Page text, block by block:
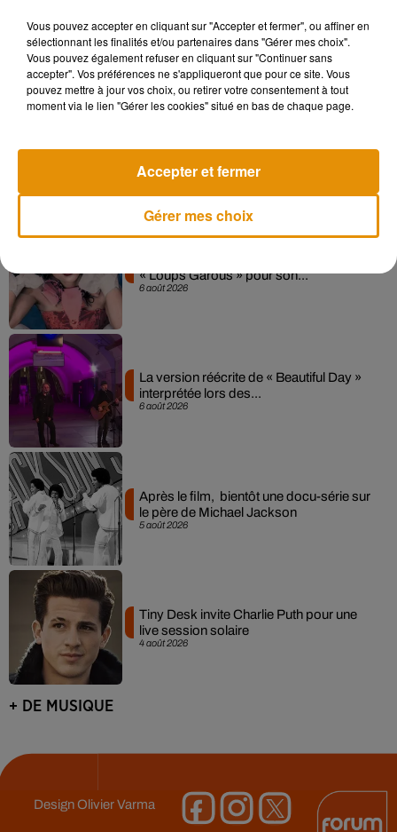
7 août 2026
Madonna sort enfin le remix de « Love
Sensation » avec Kylie Minogue
7 août 2026
6 août 2026
« Loups Garous » pour son...
6 août 2026
La version réécrite de « Beautiful Day »
interprétée lors des...
5 août 2026
Après le film, bientôt une docu-série sur
le père de Michael Jackson
4 août 2026
Tiny Desk invite Charlie Puth pour une
live session solaire
+ DE MUSIQUE
DesignOlivier Varma
Vous pouvez accepter en cliquant sur "Accepter et fermer", ou affiner en
sélectionnant les finalités et/ou partenaires dans "Gérer mes choix".
Vous pouvez également refuser en cliquant sur "Continuer sans
accepter". Vos préférences ne s'appliqueront que pour ce site. Vous
pouvez mettre à jour vos choix, ou retirer votre consentement à tout
moment via le lien "Gérer les cookies" situé en bas de chaque page.
Gérer mes choix
Accepter et fermer